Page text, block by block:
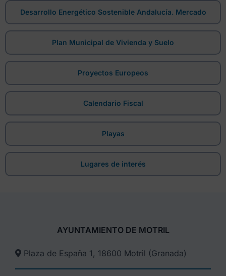
Desarrollo Energético Sostenible Andalucía. Mercado
Plan Municipal de Vivienda y Suelo
Proyectos Europeos
Calendario Fiscal
Playas
Lugares de interés
AYUNTAMIENTO DE MOTRIL
Plaza de España 1, 18600 Motril (Granada)​